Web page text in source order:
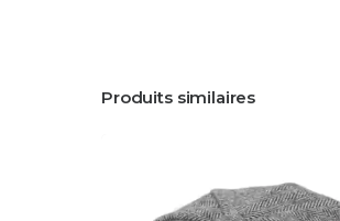
Produits similaires